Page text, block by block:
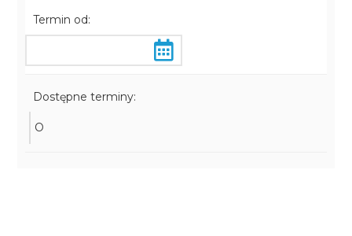
Termin od:
Dostępne terminy:
O